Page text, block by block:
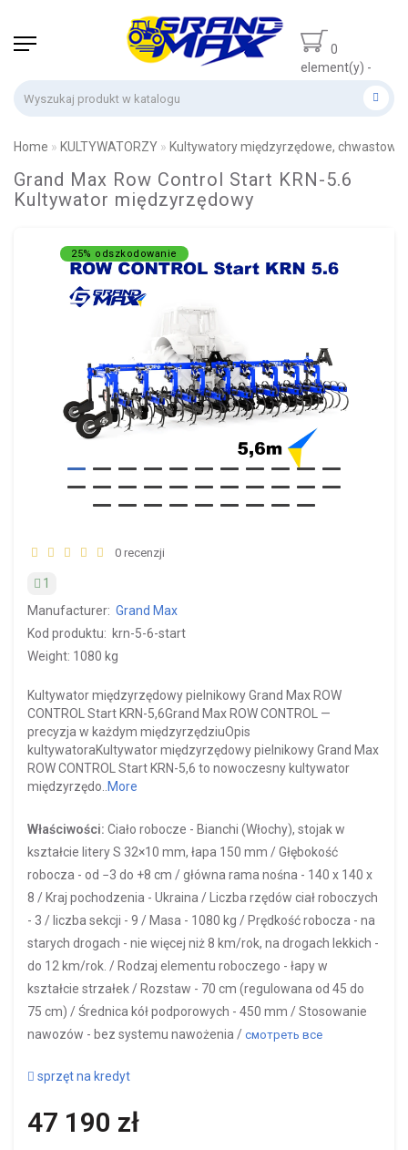
0
element(y) -
Home KULTYWATORZY Kultywatory międzyrzędowe,
Grand Max Row Control Start KRN-5.6
Kultywator międzyrzędowy
25% odszkodowanie
0 recenzji
1
Manufacturer: Grand Max
Kod produktu: krn-5-6-start
Weight: 1080 kg
Kultywator międzyrzędowy pielnikowy Grand Max ROW
CONTROL Start KRN-5,6Grand Max ROW CONTROL —
precyzja w każdym międzyrzędziuOpis
kultywatoraKultywator międzyrzędowy pielnikowy Grand Max
ROW CONTROL Start KRN-5,6 to nowoczesny kultywator
międzyrzędo.. More
Właściwości: Ciało robocze - Bianchi (Włochy), stojak w
kształcie litery S 32×10 mm, łapa 150 mm /Głębokość
robocza - od −3 do +8 cm /główna rama nośna - 140 х 140 х
8 / Kraj pochodzenia - Ukraina /
Liczba rzędów ciał roboczych
- 3 / liczba sekcji - 9 / Masa - 1080 kg / Prędkość robocza - na
starych drogach - nie więcej niż 8 km/rok, na drogach lekkich -
do 12 km/rok. / Rodzaj elementu roboczego - łapy w
kształcie strzałek / Rozstaw - 70 cm (regulowana od 45 do
75 cm) /Średnica kół podporowych - 450 mm /Stosowanie
nawozów - bez systemu nawożenia / смотреть все
sprzęt na kredyt
47 190 zł